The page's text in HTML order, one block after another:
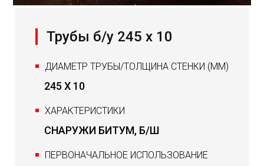
Трубы б/у 245 х 10
ДИАМЕТР ТРУБЫ/ТОЛЩИНА СТЕНКИ (ММ)
245 Х 10
ХАРАКТЕРИСТИКИ
СНАРУЖИ БИТУМ, Б/Ш
ПЕРВОНАЧАЛЬНОЕ ИСПОЛЬЗОВАНИЕ